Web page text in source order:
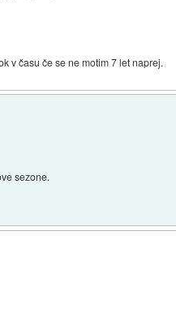
v času če se ne motim 7 let naprej.
sezone.